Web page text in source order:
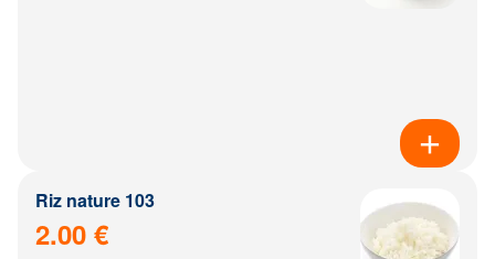
Riz nature 103
2.00 €